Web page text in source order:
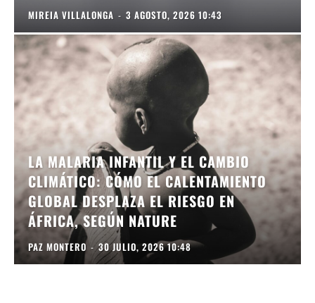
MIREIA VILLALONGA - 3 AGOSTO, 2026 10:43
LA MALARIA INFANTIL Y EL CAMBIO
CLIMÁTICO: CÓMO EL CALENTAMIENTO
GLOBAL DESPLAZA EL RIESGO EN
ÁFRICA, SEGÚN NATURE
PAZ MONTERO - 30 JULIO, 2026 10:48